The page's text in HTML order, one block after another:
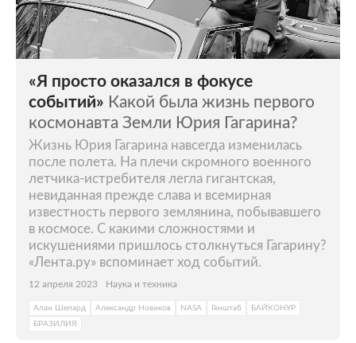
«Я просто оказался в фокусе
событий» Какой была жизнь первого
космонавта Земли Юрия Гагарина?
Жизнь Юрия Гагарина навсегда изменилась
после полета. На плечи скромного военного
летчика-истребителя легла гигантская,
невиданная прежде слава и всемирная
известность первого землянина, побывавшего
в космосе. С какими сложностями и
искушениями пришлось столкнуться Гагарину?
«Лента.ру» вспоминает ход событий.
12 апреля 2023 Наука и техника
Алан Шепард Александр Новиков NASA Генштаб
БАЙКОНУР
БРАЗИЛИЯ